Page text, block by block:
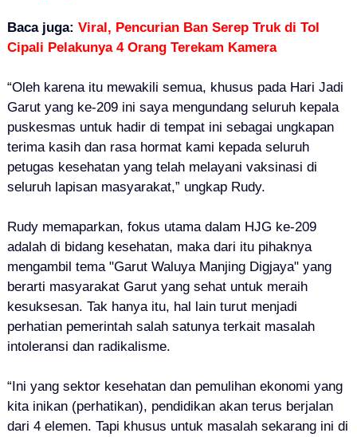
Baca juga: Viral, Pencurian Ban Serep Truk di Tol
Cipali Pelakunya 4 Orang Terekam Kamera
“Oleh karena itu mewakili semua, khusus pada Hari Jadi
Garut yang ke-209 ini saya mengundang seluruh kepala
puskesmas untuk hadir di tempat ini sebagai ungkapan
terima kasih dan rasa hormat kami kepada seluruh
petugas kesehatan yang telah melayani vaksinasi di
seluruh lapisan masyarakat,” ungkap Rudy.
Rudy memaparkan, fokus utama dalam HJG ke-209
adalah di bidang kesehatan, maka dari itu pihaknya
mengambil tema "Garut Waluya Manjing Digjaya" yang
berarti masyarakat Garut yang sehat untuk meraih
kesuksesan. Tak hanya itu, hal lain turut menjadi
perhatian pemerintah salah satunya terkait masalah
intoleransi dan radikalisme.
“Ini yang sektor kesehatan dan pemulihan ekonomi yang
kita inikan (perhatikan), pendidikan akan terus berjalan
dari 4 elemen. Tapi khusus untuk masalah sekarang ini di